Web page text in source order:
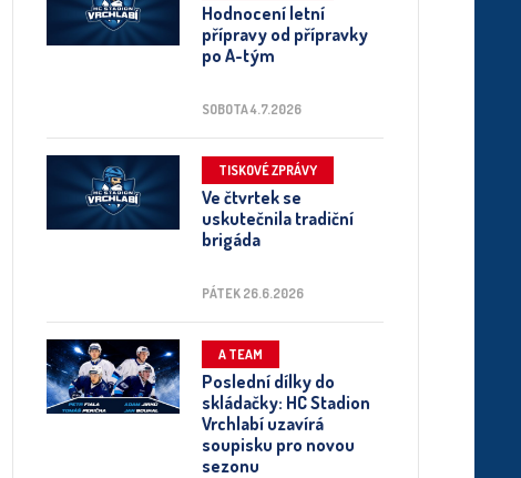
Hodnocení letní
přípravy od přípravky
po A-tým
SOBOTA 4.7.2026
TISKOVÉ ZPRÁVY
Ve čtvrtek se
uskutečnila tradiční
brigáda
PÁTEK 26.6.2026
A TEAM
Poslední dílky do
skládačky: HC Stadion
Vrchlabí uzavírá
soupisku pro novou
sezonu